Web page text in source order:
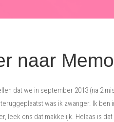
naar
dat we in september 2013 (na 2
was ik zwanger. Ik
leek ons dat makkelijk. Helaas is